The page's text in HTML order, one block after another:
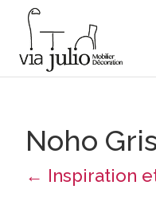
Noho
← Inspiration